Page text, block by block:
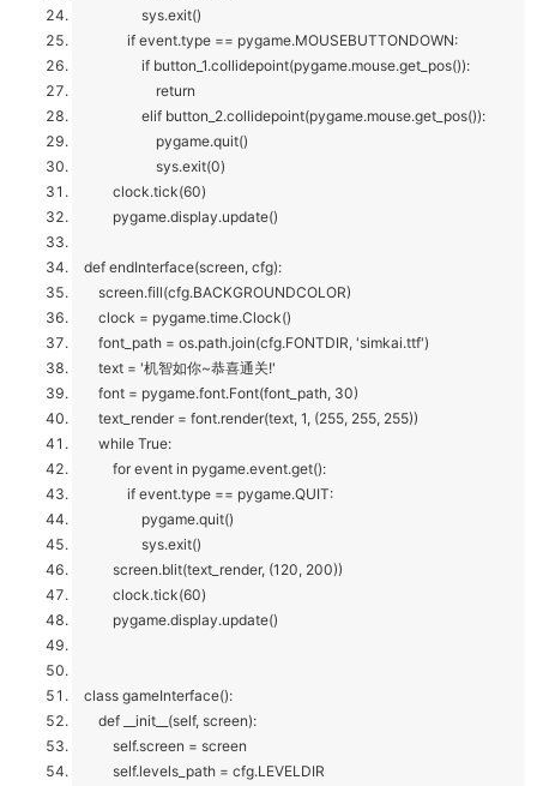
sys.exit()
if event.type == pygame.MOUSEBUTTONDOWN:
if button_1.collidepoint(pygame.mouse.get_pos()):
return
elif button_2.collidepoint(pygame.mouse.get_pos()):
pygame.quit()
sys.exit(0)
clock.tick(60)
pygame.display.update()
def endInterface(screen, cfg):
screen.fill(cfg.BACKGROUNDCOLOR)
clock = pygame.time.Clock()
font_path = os.path.join(cfg.FONTDIR, 'simkai.ttf')
text = '机智如你~恭喜通关!'
font = pygame.font.Font(font_path, 30)
text_render = font.render(text, 1, (255, 255, 255))
while True:
for event in pygame.event.get():
if event.type == pygame.QUIT:
pygame.quit()
sys.exit()
screen.blit(text_render, (120, 200))
clock.tick(60)
pygame.display.update()
class gameInterface():
def __init__(self, screen):
self.screen = screen
self.levels_path = cfg.LEVELDIR